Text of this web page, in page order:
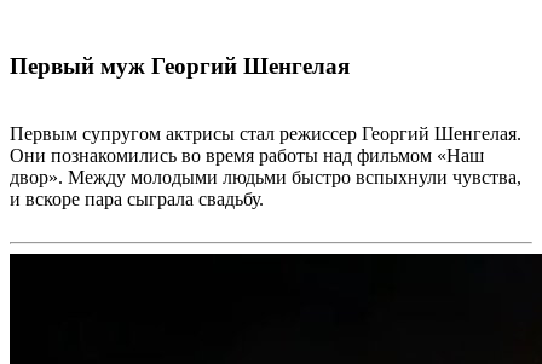
Первый муж Георгий Шенгелая
Первым супругом актрисы стал режиссер Георгий Шенгелая.
Они познакомились во время работы над фильмом «Наш
двор». Между молодыми людьми быстро вспыхнули чувства,
и вскоре пара сыграла свадьбу.